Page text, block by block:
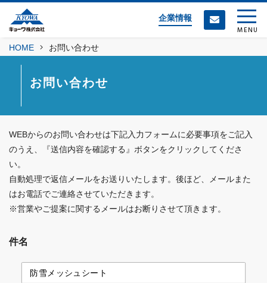
企業情報
MENU
HOME お問い合わせ
お問い合わせ
WEBからのお問い合わせは下記入力フォームに必要事項をご記入
のうえ、『送信内容を確認する』ボタンをクリックしてくださ
い。
自動処理で返信メールをお送りいたします。後ほど、メールまた
はお電話でご連絡させていただきます。
※営業やご提案に関するメールはお断りさせて頂きます。
件名